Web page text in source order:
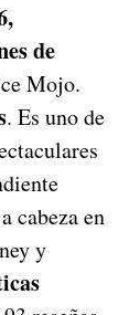
de
Mojo.
. Es uno de
cabeza en
y